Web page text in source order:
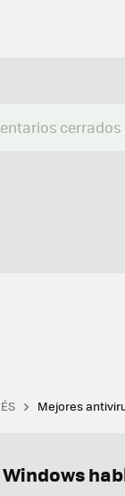
cerrados
Mejores